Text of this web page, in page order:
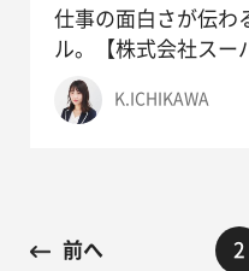
仕事の面白さが伝わ
ル。【株式会社スー
K.ICHIKAWA
前へ 2